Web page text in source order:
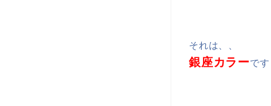
それは、、
銀座カラーです